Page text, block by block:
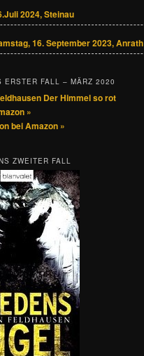
2024, Steinau
16. September 2023, Anrath
ERSTER FALL – MÄRZ 2020
»
bei Amazon »
ZWEITER FALL